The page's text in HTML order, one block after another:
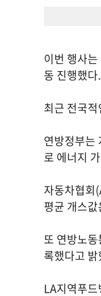
이번 행사
동 진행했다.
최근 전국
연방정부는
로 에너지
자동차협회
평균 개스
또 연방노
록했다고
LA지역푸